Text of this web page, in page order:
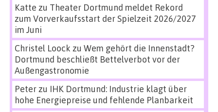
Katte zu Theater Dortmund meldet Rekord
zum Vorverkaufsstart der Spielzeit 2026/2027
im Juni
Christel Loock zu Wem gehört die Innenstadt?
Dortmund beschließt Bettelverbot vor der
Außengastronomie
Peterzu IHK Dortmund: Industrie klagt über
hohe Energiepreise und fehlende Planbarkeit